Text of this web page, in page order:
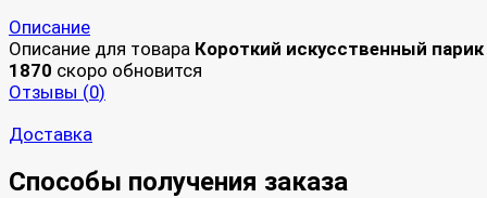
Описание
Описание для товара Короткий искусственный парик
1870 скоро обновится
Отзывы (0)
Доставка
Способы получения заказа